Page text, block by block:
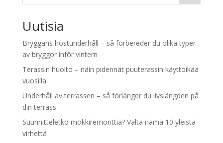
Uutisia
Bryggans höstunderhåll – så förbereder du olika typer
av bryggor inför vintern
Terassin huolto – näin pidennät puuterassin käyttöikää
vuosilla
Underhåll av terrassen – så förlänger du livslängden på
din terrass
Suunnitteletko mökkiremonttia? Vältä nämä 10 yleistä
virhettä